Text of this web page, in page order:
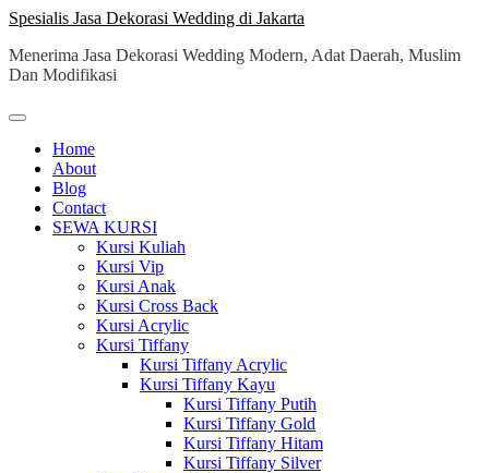
Skip
content
Spesialis Jasa Dekorasi Wedding di Jakarta
Menerima Jasa Dekorasi Wedding Modern, Adat Daerah, Muslim
Dan Modifikasi
Home
About
Blog
Contact
SEWA KURSI
Kursi Kuliah
Kursi Vip
Kursi Anak
Kursi Cross Back
Kursi Acrylic
Kursi Tiffany
Kursi Tiffany Acrylic
Kursi Tiffany Kayu
Kursi Tiffany Putih
Kursi Tiffany Gold
Kursi Tiffany Hitam
Kursi Tiffany Silver